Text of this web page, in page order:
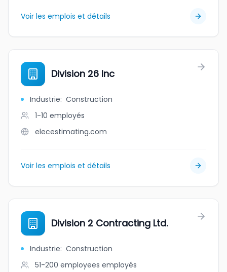
Voir les emplois et détails
Division 26 Inc
Industrie: Construction
1-10 employés
elecestimating.com
Voir les emplois et détails
Division 2 Contracting Ltd.
Industrie: Construction
51-200 employees employés